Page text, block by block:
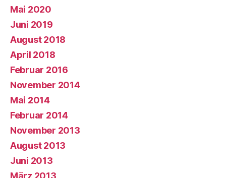
Mai 2020
Juni 2019
August 2018
April 2018
Februar 2016
November 2014
Mai 2014
Februar 2014
November 2013
August 2013
Juni 2013
März 2013